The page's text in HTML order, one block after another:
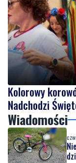
Kolorowy
Nadchodzi
Wiadomości